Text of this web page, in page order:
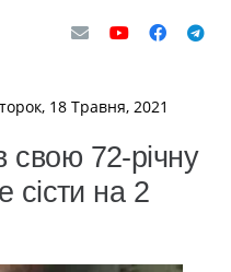
18 Травня, 2021
72-річну
сісти на 2